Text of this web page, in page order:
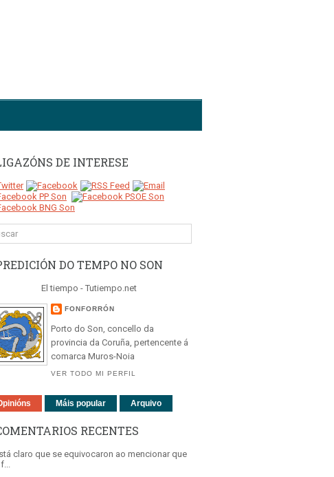
DE INTERESE
DO TEMPO NO SON
El tiempo - Tutiempo.net
FONFORRÓN
Porto do Son, concello da
provincia da Coruña, pertencente á
comarca Muros-Noia
VER TODO MI PERFIL
Máis popular Arquivo
RECENTES
claro que se equivocaron ao mencionar que